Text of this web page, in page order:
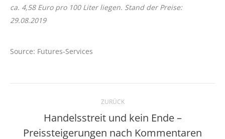
ca. 4,58 Euro pro 100 Liter liegen. Stand der Preise:
29.08.2019
Source: Futures-Services
Kommentarnavigation
ZURÜCK
Vorheriger
Handelsstreit und kein Ende –
Preissteigerungen nach Kommentaren